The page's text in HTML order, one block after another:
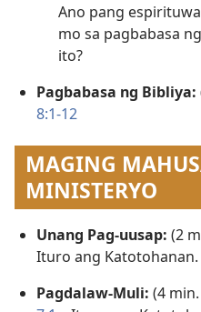
Ano pang
mo sa pagbabasa
ito?
Pagbabasa ng Bibliya:
8:1-12
MAGING
MINISTERYO
Unang Pag-uusap: (2
Ituro ang Katotohanan.
Pagdalaw-Muli: (4